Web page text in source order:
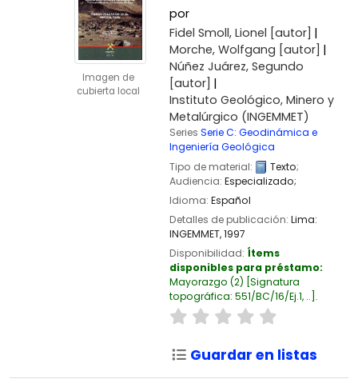
Imagen de
cubierta local
por
Fidel Smoll, Lionel [autor]
Morche, Wolfgang [autor]
Núñez Juárez, Segundo
[autor]
Instituto Geológico, Minero y
Metalúrgico (INGEMMET)
Series Serie C: Geodinámica e
Ingeniería Geológica
Tipo de material:
Texto;
Audiencia: Especializado;
Idioma: Español
Detalles de publicación: Lima:
INGEMMET,1997
Disponibilidad: Ítems
disponibles para préstamo:
Mayorazgo (2) Signatura
topográfica: 551/BC/16/Ej.1, .. .
Guardar en listas